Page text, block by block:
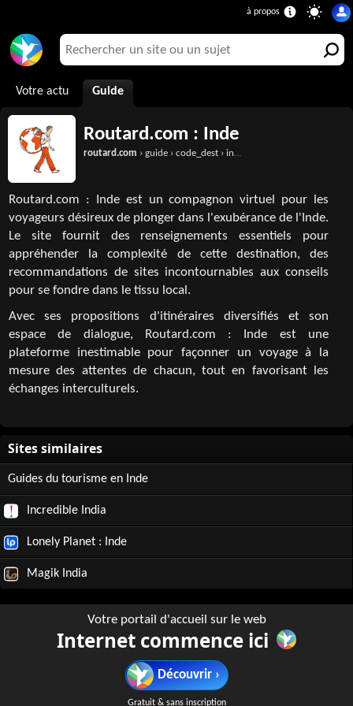
Votre actu Guide
Routard.com : Inde
routard.com › guide › code_dest › inde.htm
Routard.com : Inde est un compagnon virtuel pour les
voyageurs désireux de plonger dans l'exubérance de l'Inde.
Le site fournit des renseignements essentiels pour
appréhender la complexité de cette destination, des
recommandations de sites incontournables aux conseils
pour se fondre dans le tissu local.
Avec ses propositions d'itinéraires diversifiés et son
espace de dialogue, Routard.com : Inde est une
plateforme inestimable pour façonner un voyage à la
mesure des attentes de chacun, tout en favorisant les
échanges interculturels.
Guides du tourisme en Inde
Incredible India
Lonely Planet : Inde
Magik India
Votre portail d'accueil sur le web
Internet commence ici
Découvrir ›
Gratuit & sans inscription